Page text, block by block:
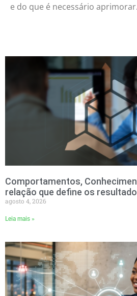
e do que é necessário aprimorar.
Comportamentos,
relação que define os
agosto 4, 2026
Leia mais »